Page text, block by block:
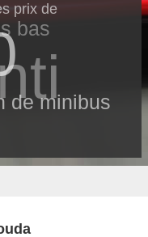
prix de
de minibus
bas